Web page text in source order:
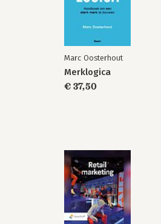
Marc Oosterhout
Merklogica
€ 37,50